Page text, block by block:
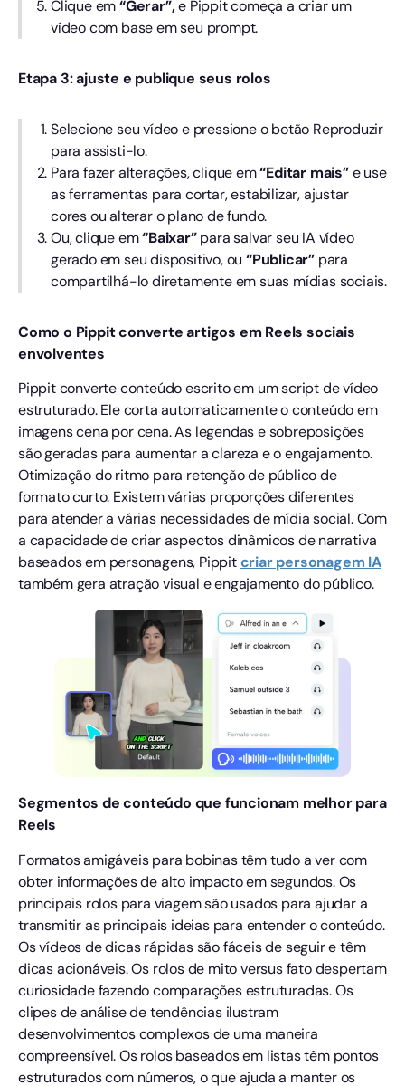
Clique em“Gerar”,e Pippit começa a criar um
vídeo com base em seu prompt.
Etapa 3: ajuste e publique seus rolos
Selecione seu vídeo e pressione o botão Reproduzir
para assisti-lo.
Para fazer alterações, clique em“Editar mais”e use
as ferramentas para cortar, estabilizar, ajustar
cores ou alterar o plano de fundo.
Ou, clique em“Baixar”para salvar seu IA vídeo
gerado em seu dispositivo, ou“Publicar” para
compartilhá-lo diretamente em suas mídias sociais.
Como o Pippit converte artigos em Reels sociais
envolventes
Pippit converte conteúdo escrito em um script de vídeo
estruturado. Ele corta automaticamente o conteúdo em
imagens cena por cena. As legendas e sobreposições
são geradas para aumentar a clareza e o engajamento.
Otimização do ritmo para retenção de público de
formato curto. Existem várias proporções diferentes
para atender a várias necessidades de mídia social. Com
a capacidade de criar aspectos dinâmicos de narrativa
baseados em personagens, Pippitcriar personagem IA
também gera atração visual e engajamento do público.
Segmentos de conteúdo que funcionam melhor para
Reels
Formatos amigáveis para bobinas têm tudo a ver com
obter informações de alto impacto em segundos. Os
principais rolos para viagem são usados para ajudar a
transmitir as principais ideias para entender o conteúdo.
Os vídeos de dicas rápidas são fáceis de seguir e têm
dicas acionáveis. Os rolos de mito versus fato despertam
curiosidade fazendo comparações estruturadas. Os
clipes de análise de tendências ilustram
desenvolvimentos complexos de uma maneira
compreensível. Os rolos baseados em listas têm pontos
estruturados com números, o que ajuda a manter os